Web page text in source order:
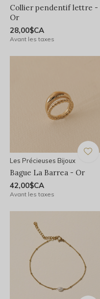
Collier pendentif lettre -
Or
28,00$CA
Avant les taxes
Les Précieuses Bijoux
Bague La Barrea - Or
42,00$CA
Avant les taxes